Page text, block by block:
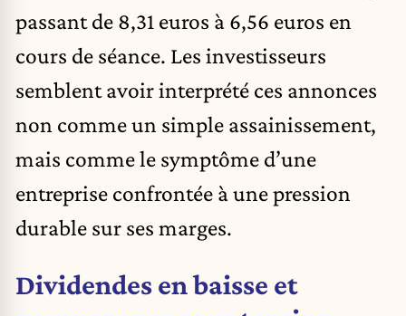
passant de 8,31 euros à 6,56 euros en
cours de séance. Les investisseurs
semblent avoir interprété ces annonces
non comme un simple assainissement,
mais comme le symptôme d’une
entreprise confrontée à une pression
durable sur ses marges.
Dividendes en baisse et